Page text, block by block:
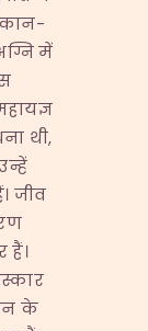
में
थी,
जीव
हैं।
के